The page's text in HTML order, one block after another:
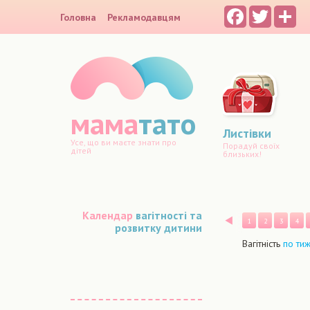
Головна Рекламодавцям FacebookTwitter
маматато
Усе, що ви маєте знати про
дітей
Листівки
Порадуй своїх
близьких!
Календар вагітності та
розвитку дитини
Назад
1 2 3 4
Вагітність по